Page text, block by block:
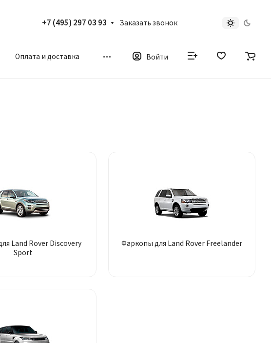
+7 (495) 297 03 93 Заказать звонок
Оплата и доставка Войти
Land Rover Discovery
Sport
Фаркопы для Land Rover Freelander